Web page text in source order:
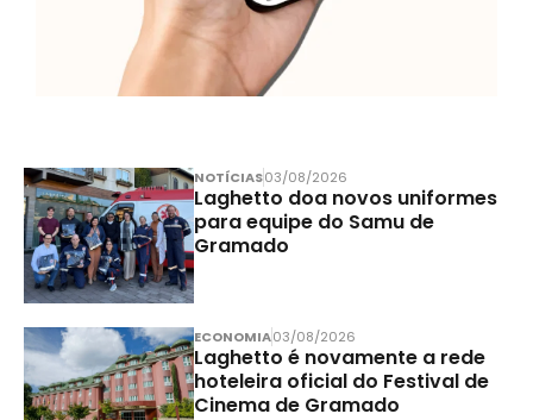
NOTÍCIAS03/08/2026
Laghetto doa novos uniformes
para equipe do Samu de
Gramado
ECONOMIA03/08/2026
Laghetto é novamente a rede
hoteleira oficial do Festival de
Cinema de Gramado